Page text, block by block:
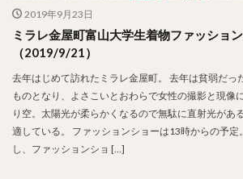
2019年9月23日
ミラレ金屋町富山大学生着物ファッショ
（2019/9/21）
去年はじめて訪れたミラレ金屋町。 去年は貧弱だっ
ものとなり、よさこいとおわらで女性の撮影と現像
り空。太陽光が柔らかくなるので無駄に直射光があ
適している。 ファッションショーは13時からの予
し、ファッションショ […]